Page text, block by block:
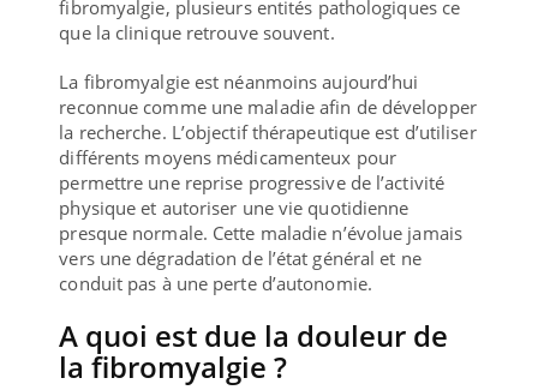
fibromyalgie, plusieurs entités pathologiques ce
que la clinique retrouve souvent.
La fibromyalgie est néanmoins aujourd’hui
reconnue comme une maladie afin de développer
la recherche. L’objectif thérapeutique est d’utiliser
différents moyens médicamenteux pour
permettre une reprise progressive de l’activité
physique et autoriser une vie quotidienne
presque normale. Cette maladie n’évolue jamais
vers une dégradation de l’état général et ne
conduit pas à une perte d’autonomie.
A quoi est due la douleur de
la fibromyalgie ?